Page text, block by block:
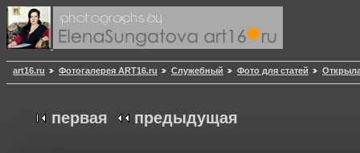
art16.ru Фотогалерея ART16.ru Служебный Фото для статей
первая предыдущая